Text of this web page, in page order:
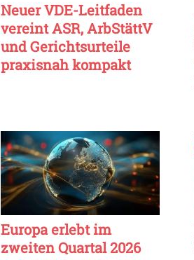
Neuer VDE-Leitfaden
vereint ASR, ArbStättV
und Gerichtsurteile
praxisnah kompakt
Europa erlebt im
zweiten Quartal 2026